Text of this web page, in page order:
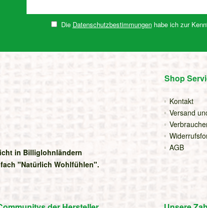
Die Datenschutzbestimmungenhabe ich zur
in Billiglohnländern
"Natürlich Wohlfühlen".
Shop
Kontakt
Versand
AGB